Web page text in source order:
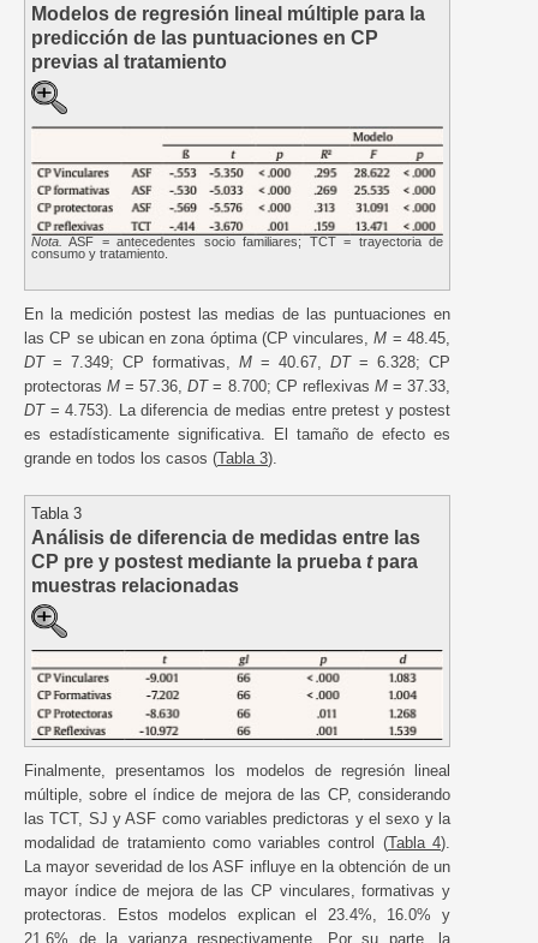
Modelos de regresión lineal múltiple para la
predicción de las puntuaciones en CP
previas al tratamiento
Nota.
ASF = antecedentes socio familiares; TCT = trayectoria de
consumo y tratamiento.
En la medición postest las medias de las puntuaciones en
las CP se ubican en zona óptima (CP vinculares,M = 48.45,
DT= 7.349; CP formativas, M = 40.67, DT= 6.328; CP
protectorasM = 57.36,DT= 8.700; CP reflexivas M= 37.33,
DT= 4.753). La diferencia de medias entre pretest y postest
es estadísticamente significativa. El tamaño de efecto es
grande en todos los casos (Tabla 3).
Tabla 3
Análisis de diferencia de medidas entre las
CP pre y postest mediante la prueba tpara
muestras relacionadas
Finalmente, presentamos los modelos de regresión lineal
múltiple, sobre el índice de mejora de las CP, considerando
las TCT, SJ y ASF como variables predictoras y el sexo y la
modalidad de tratamiento como variables control (Tabla 4).
La mayor severidad de los ASF influye en la obtención de un
mayor índice de mejora de las CP vinculares, formativas y
protectoras. Estos modelos explican el 23.4%, 16.0% y
21.6% de la varianza respectivamente. Por su parte, la